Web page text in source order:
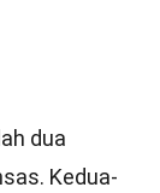
dua
Kedua-